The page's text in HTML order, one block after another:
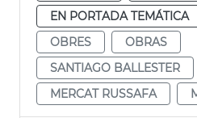
EN PORTADA TEMÁTICA
OBRES
OBRAS
SANTIAGO BALLESTER
MERCAT RUSSAFA